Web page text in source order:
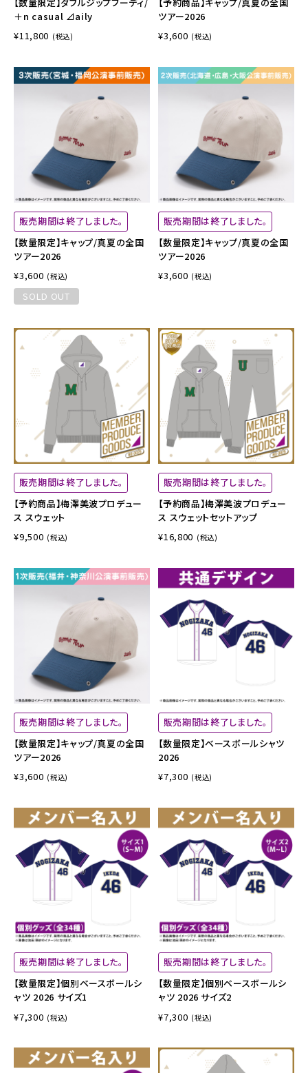
＋n casual ⊿aily
¥11,800 (税込)
ツアー2026
¥3,600 (税込)
販売期間は終了しました。
【数量限定】キャップ/真夏の全国
ツアー2026
¥3,600 (税込)
SOLD OUT
販売期間は終了しました。
【数量限定】キャップ/真夏の全国
ツアー2026
¥3,600 (税込)
販売期間は終了しました。
【予約商品】梅澤美波プロデュー
ス スウェット
¥9,500 (税込)
販売期間は終了しました。
【予約商品】梅澤美波プロデュー
ス スウェットセットアップ
¥16,800 (税込)
販売期間は終了しました。
【数量限定】キャップ/真夏の全国
ツアー2026
¥3,600 (税込)
販売期間は終了しました。
【数量限定】ベースボールシャツ
2026
¥7,300 (税込)
販売期間は終了しました。
【数量限定】個別ベースボールシ
ャツ 2026 サイズ1
¥7,300 (税込)
販売期間は終了しました。
【数量限定】個別ベースボールシ
ャツ 2026 サイズ2
¥7,300 (税込)